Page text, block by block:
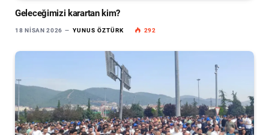
Geleceğimizi karartan kim?
18 NISAN 2026 YUNUS ÖZTÜRK 292